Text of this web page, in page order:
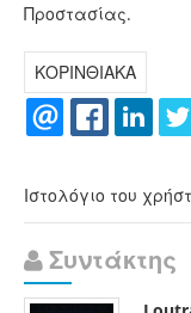
Προστασίας.
ΚΟΡΙΝΘΙΑΚΑ
Ιστολόγιο του
Συντάκτης